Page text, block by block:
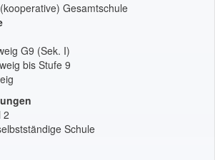
Gesamtschule
G9 (Sek. I)
bis Stufe 9
2
Schule